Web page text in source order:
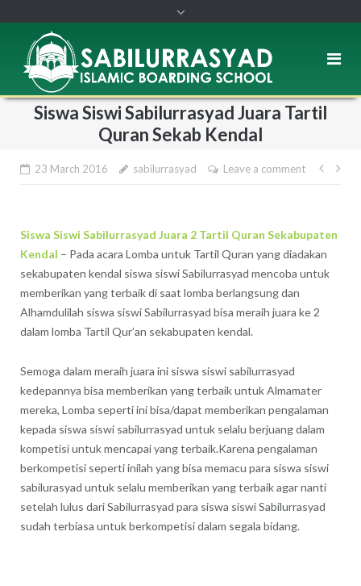
Siswa Siswi Sabilurrasyad Juara Tartil
Quran Sekab Kendal
23 March 2016 sabilurrasyad Leave a comment
Siswa Siswi Sabilurrasyad Juara 2 Tartil Quran Sekabupaten
Kendal – Pada acara Lomba untuk Tartil Quran yang diadakan
sekabupaten kendal siswa siswi Sabilurrasyad mencoba untuk
memberikan yang terbaik di saat lomba berlangsung dan
Alhamdulilah siswa siswi Sabilurrasyad bisa meraih juara ke 2
dalam lomba Tartil Qur’an sekabupaten kendal.
Semoga dalam meraih juara ini siswa siswi sabilurrasyad
kedepannya bisa memberikan yang terbaik untuk Almamater
mereka, Lomba seperti ini bisa/dapat memberikan pengalaman
kepada siswa siswi sabilurrasyad untuk selalu berjuang dalam
kompetisi untuk mencapai yang terbaik.Karena pengalaman
berkompetisi seperti inilah yang bisa memacu para siswa siswi
sabilurasyad untuk selalu memberikan yang terbaik agar nanti
setelah lulus dari Sabilurrasyad para siswa siswi Sabilurrasyad
sudah terbiasa untuk berkompetisi dalam segala bidang.